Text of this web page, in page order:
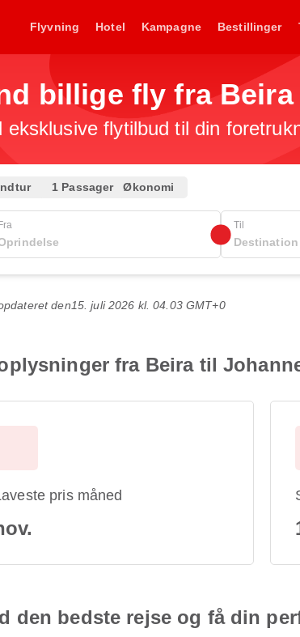
Flyvning Hotel Kampagne Bestillinger
billige fly fra
eksklusive flytilbud til din
1 Passager Økonomi
Fra Til
den15. juli 2026 kl. 04.03 GMT+0
fra Beira til
pris måned
den bedste rejse og få din